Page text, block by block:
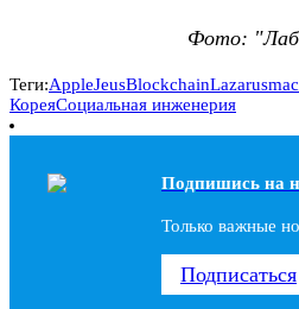
Фото:
Теги:AppleJeusBlockchainLazarus
КореяСоциальная инженерия
Подпишись на
Только важные
Подписаться